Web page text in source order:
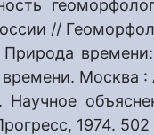
//
времени:
Москва :
1974. 502